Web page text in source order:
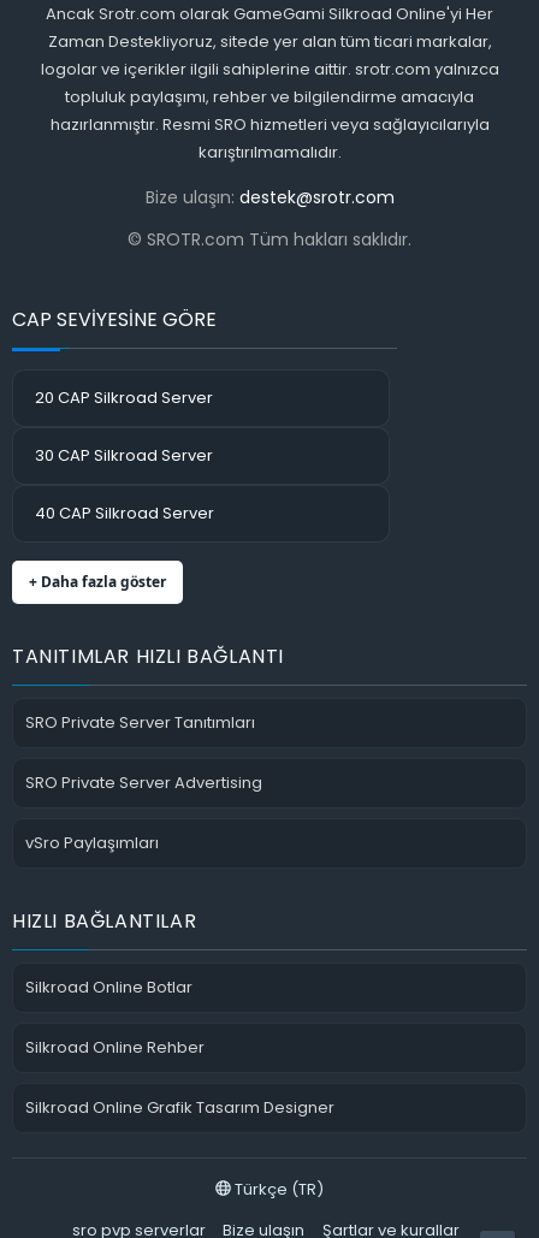
Ancak Srotr.com olarak GameGami Silkroad Online'yi Her
Zaman Destekliyoruz, sitede yer alan tüm ticari markalar,
logolar ve içerikler ilgili sahiplerine aittir. srotr.com yalnızca
topluluk paylaşımı, rehber ve bilgilendirme amacıyla
hazırlanmıştır. Resmi SRO hizmetleri veya sağlayıcılarıyla
karıştırılmamalıdır.
Bize ulaşın: destek@srotr.com
© SROTR.com Tüm hakları saklıdır.
CAP SEVİYESİNE GÖRE
20 CAP Silkroad Server
30 CAP Silkroad Server
40 CAP Silkroad Server
+ Daha fazla göster
TANITIMLAR HIZLI BAĞLANTI
SRO Private Server Tanıtımları
SRO Private Server Advertising
vSro Paylaşımları
HIZLI BAĞLANTILAR
Silkroad Online Botlar
Silkroad Online Rehber
Silkroad Online Grafik Tasarım Designer
Türkçe (TR)
sro pvp serverlar
Bize ulaşın
Şartlar ve kurallar